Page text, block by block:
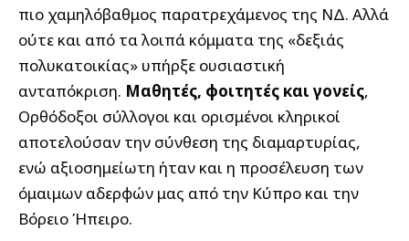
πιο χαμηλόβαθμος παρατρεχάμενος της ΝΔ. Αλλά
ούτε και από τα λοιπά κόμματα της «δεξιάς
πολυκατοικίας» υπήρξε ουσιαστική
ανταπόκριση. Μαθητές, φοιτητές και γονείς,
Ορθόδοξοι σύλλογοι και ορισμένοι κληρικοί
αποτελούσαν την σύνθεση της διαμαρτυρίας,
ενώ αξιοσημείωτη ήταν και η προσέλευση των
όμαιμων αδερφών μας από την Κύπρο και την
Βόρειο Ήπειρο.